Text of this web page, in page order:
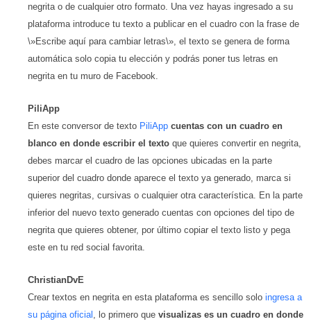
negrita o de cualquier otro formato. Una vez hayas ingresado a su
plataforma introduce tu texto a publicar en el cuadro con la frase de
\»Escribe aquí para cambiar letras\», el texto se genera de forma
automática solo copia tu elección y podrás poner tus letras en
negrita en tu muro de Facebook.
PiliApp
En este conversor de texto PiliApp cuentas con un cuadro en
blanco en donde escribir el texto que quieres convertir en negrita,
debes marcar el cuadro de las opciones ubicadas en la parte
superior del cuadro donde aparece el texto ya generado, marca si
quieres negritas, cursivas o cualquier otra característica. En la parte
inferior del nuevo texto generado cuentas con opciones del tipo de
negrita que quieres obtener, por último copiar el texto listo y pega
este en tu red social favorita.
ChristianDvE
Crear textos en negrita en esta plataforma es sencillo solo ingresa a
su página oficial , lo primero que visualizas es un cuadro en donde